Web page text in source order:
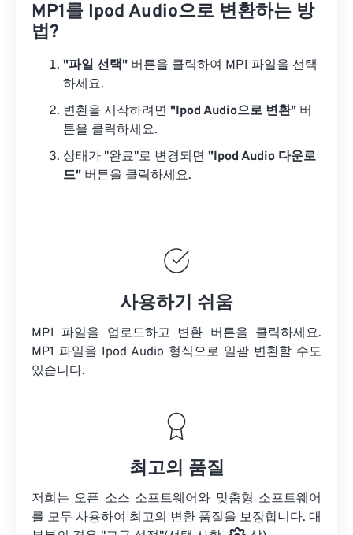
MP1를 Ipod Audio으로 변환하는 방
법?
"파일 선택" 버튼을 클릭하여 MP1 파일을 선택
하세요.
변환을 시작하려면 "Ipod Audio으로 변환" 버
튼을 클릭하세요.
상태가 "완료"로 변경되면 "Ipod Audio 다운로
드" 버튼을 클릭하세요.
사용하기 쉬움
MP1 파일을 업로드하고 변환 버튼을 클릭하세요.
MP1 파일을 Ipod Audio 형식으로 일괄 변환할 수도
있습니다.
최고의 품질
저희는 오픈 소스 소프트웨어와 맞춤형 소프트웨어
를 모두 사용하여 최고의 변환 품질을 보장합니다. 대